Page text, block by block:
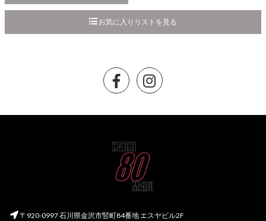
お気に入りリストを見る
〒920-0997 石川県金沢市竪町84番地 エスヤビル2F